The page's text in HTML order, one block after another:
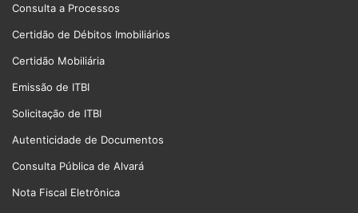
Consulta a Processos
Certidão de Débitos Imobiliários
Certidão Mobiliária
Emissão de ITBI
Solicitação de ITBI
Autenticidade de Documentos
Consulta Pública de Alvará
Nota Fiscal Eletrônica